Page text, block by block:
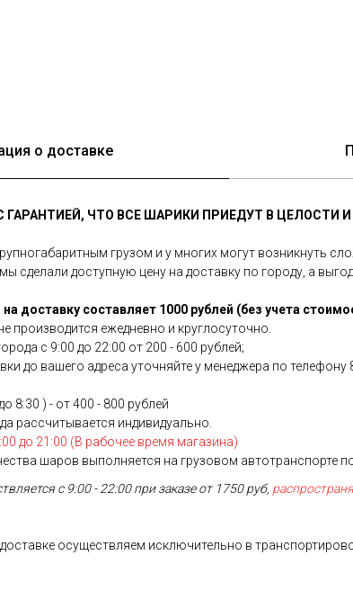
о доставке
ЧТО ВСЕ ШАРИКИ ПРИЕДУТ В ЦЕЛОСТИ
грузом и у многих могут возникнуть
сделали доступную цену на доставку по городу, а
доставку составляет 1000 рублей (без учета
производится ежедневно и круглосуточно.
c 9:00 до 22:00 от 200 - 600 рублей;
до вашего адреса уточняйте у менеджера по телефону
8:30 ) - от 400 - 800 рублей
рассчитывается индивидуально.
до 21:00 (В рабочее время магазина)
шаров выполняется на грузовом автотранспорте
с 9:00 - 22:00 при заказе от 1750 руб,
осуществляем исключительно в